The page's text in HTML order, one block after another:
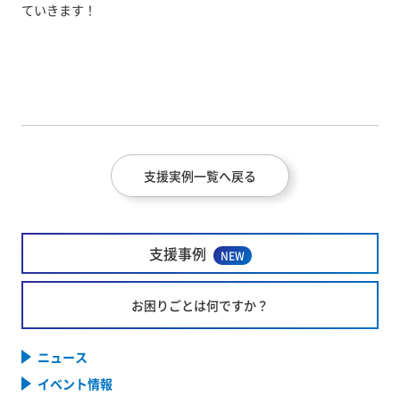
ていきます！
支援実例一覧へ戻る
支援事例 NEW
お困りごとは何ですか？
ニュース
イベント情報